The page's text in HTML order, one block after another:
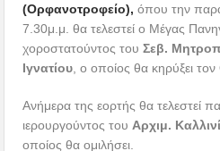
(Ορφανοτροφείο), όπου την
7.30μ.μ. θα τελεστεί ο Μέγας
χοροστατούντος τουΣεβ.
Ιγνατίου , ο οποίος θα κηρύξει τον
Ανήμερα της εορτής θα τελεστεί
ιερουργούντος του Αρχιμ.
οποίος θα ομιλήσει.